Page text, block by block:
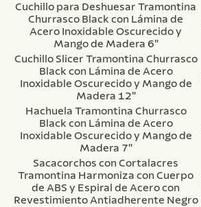
Cuchillo para Deshuesar Tramontina
Churrasco Black con Lámina de
Acero Inoxidable Oscurecido y
Mango de Madera 6"
Cuchillo Slicer Tramontina Churrasco
Black con Lámina de Acero
Inoxidable Oscurecido y Mango de
Madera 12"
Hachuela Tramontina Churrasco
Black con Lámina de Acero
Inoxidable Oscurecido y Mango de
Madera 7"
Sacacorchos con Cortalacres
Tramontina Harmoniza con Cuerpo
de ABS y Espiral de Acero con
Revestimiento Antiadherente Negro